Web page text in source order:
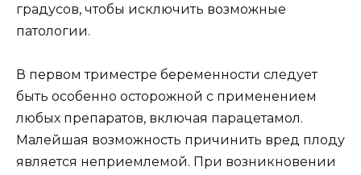
градусов, чтобы исключить возможные
патологии.
В первом триместре беременности следует
быть особенно осторожной с применением
любых препаратов, включая парацетамол.
Малейшая возможность причинить вред плоду
является неприемлемой. При возникновении